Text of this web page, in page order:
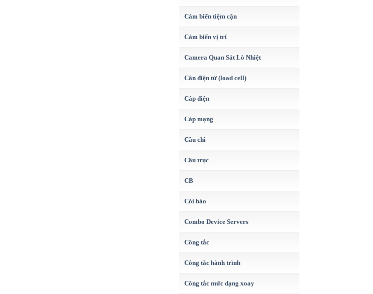
Cảm biến tiệm cận
Cảm biến vị trí
Camera Quan Sát Lò Nhiệt
Cân điện tử (load cell)
Cáp điện
Cáp mạng
Cầu chì
Cầu trục
CB
Còi báo
Combo Device Servers
Công tắc
Công tắc hành trình
Công tắc mức dạng xoay